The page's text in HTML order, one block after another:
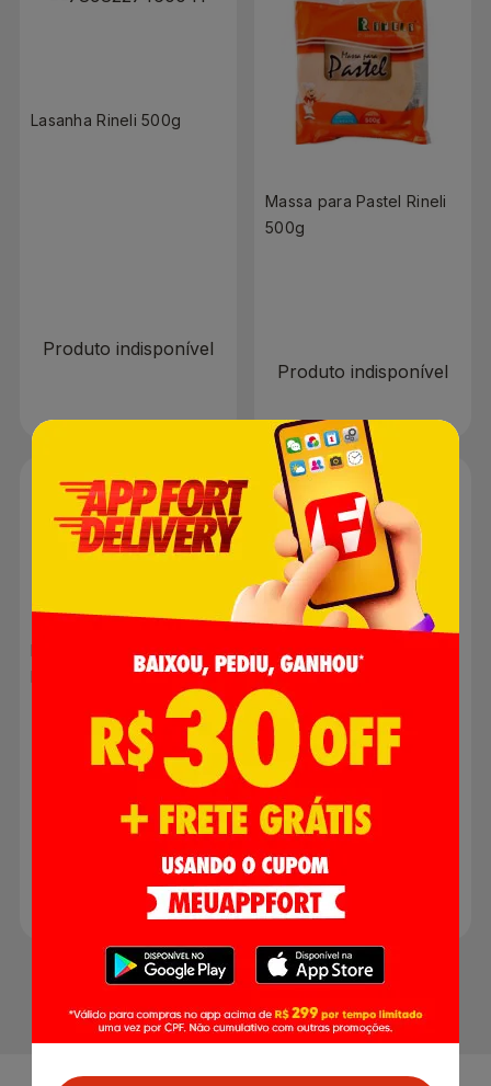
Lasanha Rineli 500g
Produto indisponível
Massa para Pastel Rineli
500g
Produto indisponível
Massa para Pastel Rineli
Produto indisponível
Massa para Pastel Rineli
400g
R$ 0,00
Produto indisponível